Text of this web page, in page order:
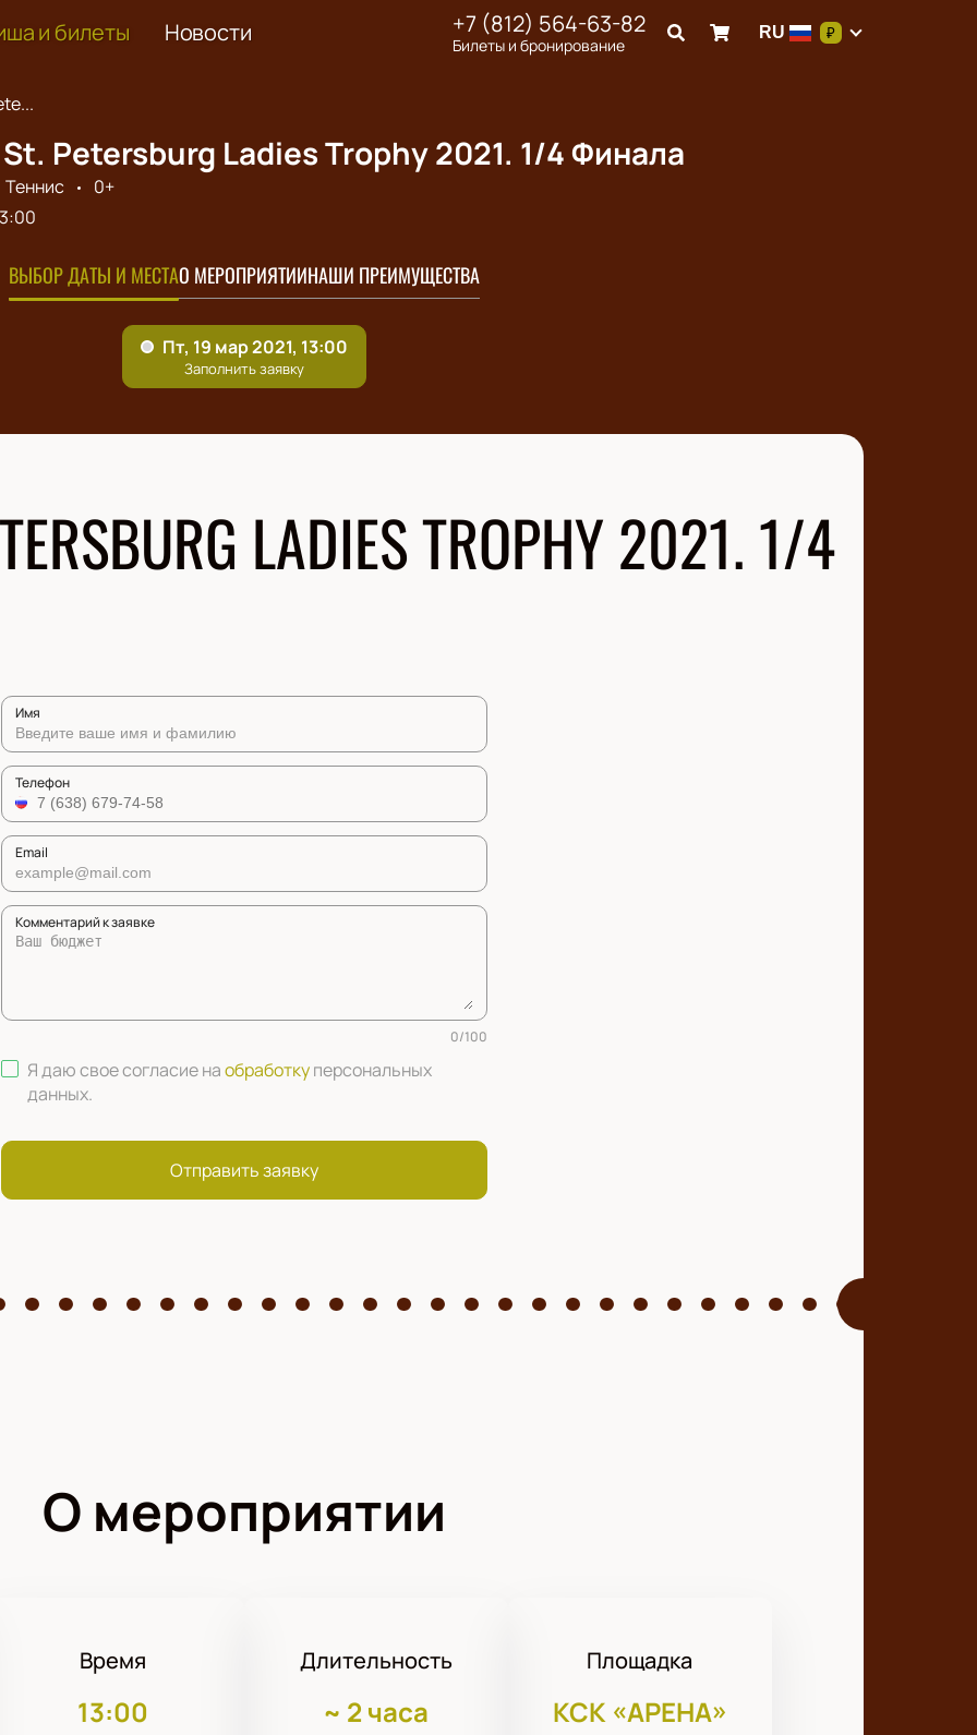
и билеты Новости +7 (812) 564-63-82
Билеты и бронирование
RU ₽
Petersburg Ladies Trophy 2021. 1/4 Финала
Теннис
0+
ВЫБОР ДАТЫ И МЕСТАО МЕРОПРИЯТИИНАШИ ПРЕИМУЩЕСТВА
LADIES TROPHY 2021. 1/4
Имя
Телефон
Email
Комментарий к заявке
0/100
Я даю свое согласие наобработкуперсональных
данных.
Отправить заявку
О мероприятии
Время
13:00
Длительность
~ 2 часа
Площадка
КСК «АРЕНА»